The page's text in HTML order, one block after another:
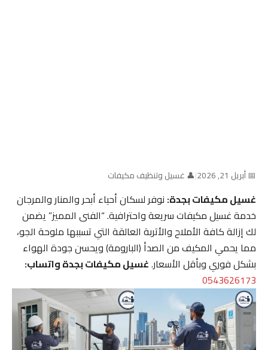
📅 أبريل 21, 2026 |👤 غسيل وتنظيف مكيفات
غسيل مكيفات بجدة:نوفر لسكان أحياء أبحر والمنار والمرجان
خدمة غسيل مكيفات سريعة واحترافية. “الفنى المميز” يضمن
لك إزالة كافة الأملاح والأتربة العالقة التي تسببها ملوحة الجو،
مما يحمي المكيف من الصدأ (البارومة) ويحسن جودة الهواء
بشكل فوري وبأقل الأسعار.غسيل مكيفات بجدة واتساب:
0543626173